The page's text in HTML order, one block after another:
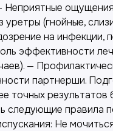
Неприятные
уретры (гнойные,
на инфекции,
эффективности
—
партнерши.
точных результатов
правила
Не